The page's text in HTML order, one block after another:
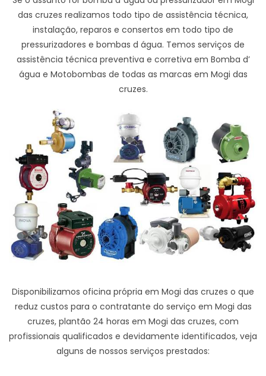
das cruzes realizamos todo tipo de assistência técnica,
instalação, reparos e consertos em todo tipo de
pressurizadores e bombas d água. Temos serviços de
assistência técnica preventiva e corretiva em Bomba d’
água e Motobombas de todas as marcas em Mogi das
cruzes.
Disponibilizamos oficina própria em Mogi das cruzes o que
reduz custos para o contratante do serviço em Mogi das
cruzes, plantão 24 horas em Mogi das cruzes, com
profissionais qualificados e devidamente identificados, veja
alguns de nossos serviços prestados: